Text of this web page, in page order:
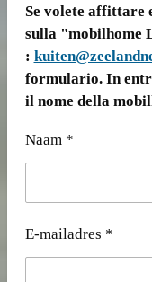
Se volete
sulla "mobilhome
:
formulario. In
il nome della
Naam *
E-mailadres *